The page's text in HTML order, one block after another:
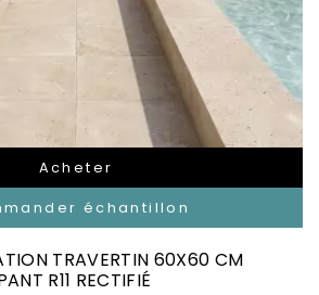
Acheter
échantillon
TRAVERTIN 60X60 CM
R11 RECTIFIÉ